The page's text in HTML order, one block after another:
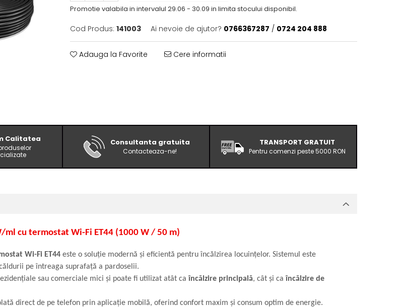
Promotie valabila in intervalul 29.06 - 30.09 in limita stocului disponibil.
Cod Produs: 141003 Ai nevoie de ajutor? 0766367287 / 0724 204 888
Adauga la Favorite Cere informatii
Calitatea Consultanta gratuita
Contacteaza-ne!
TRANSPORT GRATUIT
Pentru comenzi peste 5000 RON
cu termostat Wi-Fi ET44 (1000 W / 50 m)
Wi-Fi ET44 este o soluție modernă și eficientă pentru încălzirea locuințelor. Sistemul este
pe întreaga suprafață a pardoselii.
sau comerciale mici și poate fi utilizat atât caîncălzire principală, cât și caîncălzire de
direct de pe telefon prin aplicație mobilă, oferind confort maxim și consum optim de energie.